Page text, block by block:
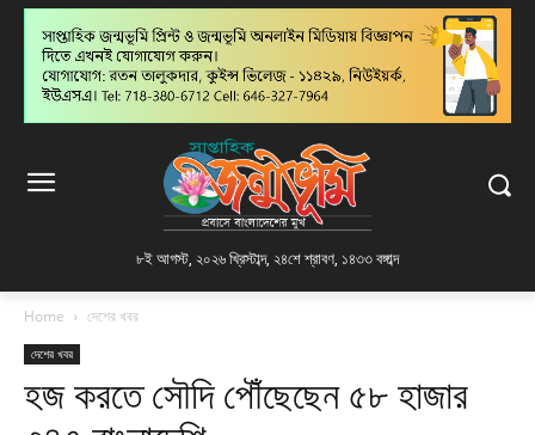
৮ই আগস্ট, ২০২৬ খ্রিস্টাব্দ, ২৪শে শ্রাবণ, ১৪৩৩ বঙ্গাব্দ
Home দেশের খবর
দেশের খবর
হজ করতে সৌদি পৌঁছেছেন ৫৮ হাজার